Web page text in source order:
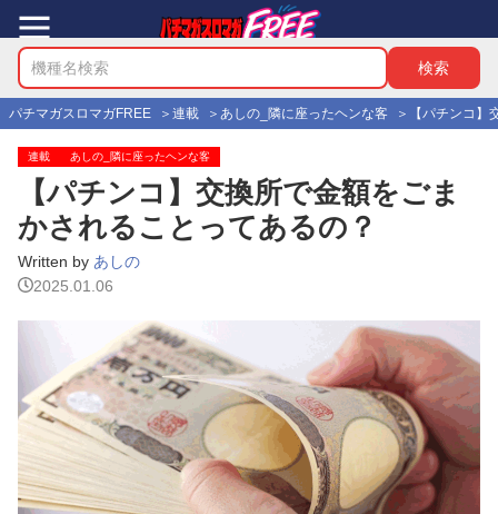
パチマガスロマガFREE 連載 あしの_隣に座ったヘンな客 【パチンコ
連載 あしの_隣に座ったヘンな客
【パチンコ】交換所で金額をごま
かされることってあるの？
Written by あしの
2025.01.06